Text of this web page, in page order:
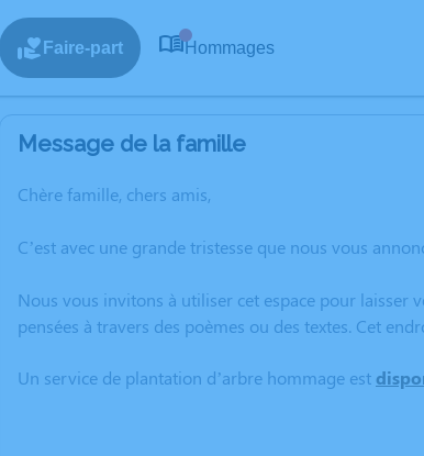
Faire-part Hommages
Message de la famille
Chère famille, chers amis,
C’est avec une grande tristesse que nous vous
Nous vous invitons à utiliser cet espace pour laisser
pensées à travers des poèmes ou des textes. Cet
Un service de plantation d’arbre hommage est